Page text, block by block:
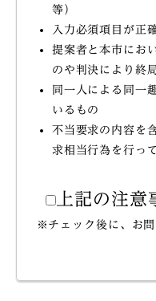
等）
入力必須項目が正
提案者と本市にお
のや判決により終
同一人による同一
いるもの
不当要求の内容を
求相当行為を行っ
上記の注
※チェック後に、お